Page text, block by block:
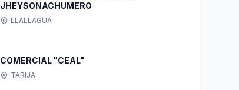
JHEYSONACHUMERO
LLALLAGUA
COMERCIAL "CEAL"
TARIJA